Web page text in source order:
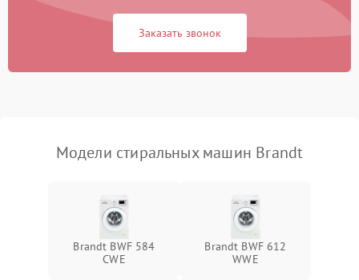
Заказать звонок
Модели стиральных машин Brandt
Brandt BWF 584
CWE
Brandt BWF 612
WWE